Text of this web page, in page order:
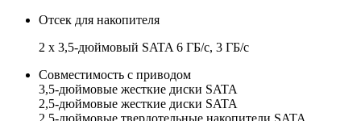
Отсек для накопителя
2 x 3,5-дюймовый SATA 6 ГБ/с, 3 ГБ/с
Совместимость с приводом
3,5-дюймовые жесткие диски SATA
2,5-дюймовые жесткие диски SATA
2,5-дюймовые твердотельные накопители SATA